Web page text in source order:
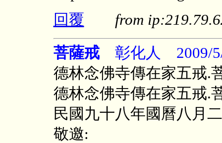
回覆
from
菩薩戒彰化人 2009/
德林念佛寺傳在家五
德林念佛寺傳在家五戒.
民國九十八年國曆八月
敬邀: